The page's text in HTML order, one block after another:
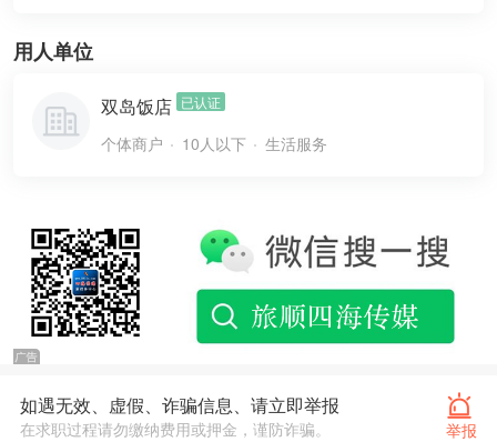
用人单位
双岛饭店 已认证
个体商户 10人以下 生活服务
举报
如遇无效、虚假、诈骗信息、请立即举报
在求职过程请勿缴纳费用或押金，谨防诈骗。